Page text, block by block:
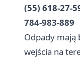
(55) 618-27-
784-983-889
Odpady mają
wejścia na